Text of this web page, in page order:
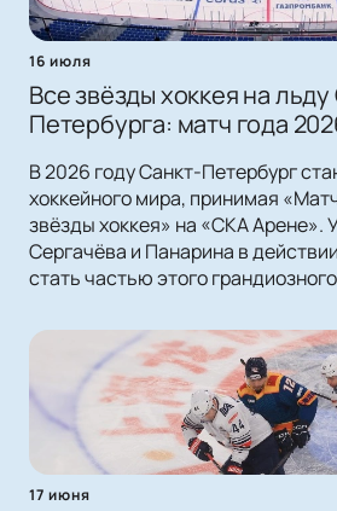
16 июля
Все звёзды хоккея на
Петербурга: матч года
В 2026 году Санкт-Петербург
хоккейного мира, принимая
звёзды хоккея» на «СКА Арене».
Сергачёва и Панарина в
стать частью этого
17 июня